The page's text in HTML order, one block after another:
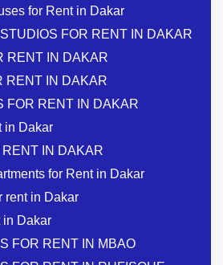
for Rent in Dakar
FOR RENT IN DAKAR
RENT IN DAKAR
RENT IN DAKAR
FOR RENT IN DAKAR
in Dakar
IN DAKAR
for Rent in Dakar
rent in Dakar
in Dakar
FOR RENT IN MBAO